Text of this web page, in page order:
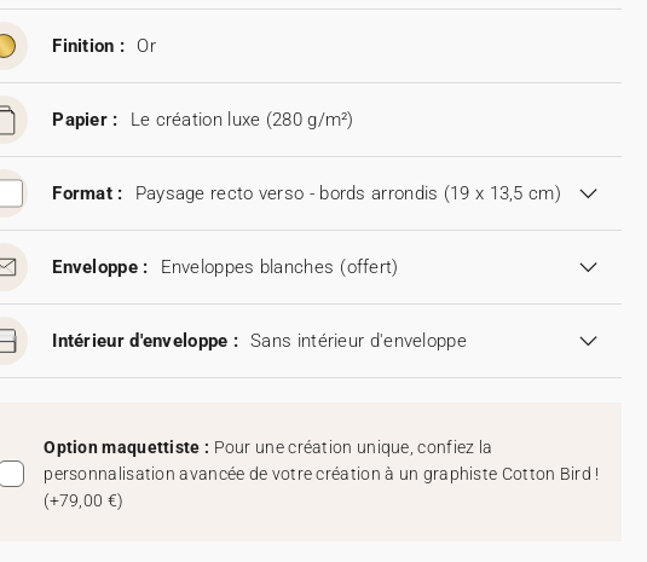
Finition : Or
Papier : Le création luxe (280 g/m²)
Format : Paysage recto verso - bords arrondis (19 x 13,5 cm)
Enveloppe : Enveloppes blanches (offert)
Intérieur d'enveloppe : Sans intérieur d'enveloppe
Option maquettiste : Pour une création unique, confiez la
personnalisation avancée de votre création à un graphiste Cotton Bird !
(+79,00 €)